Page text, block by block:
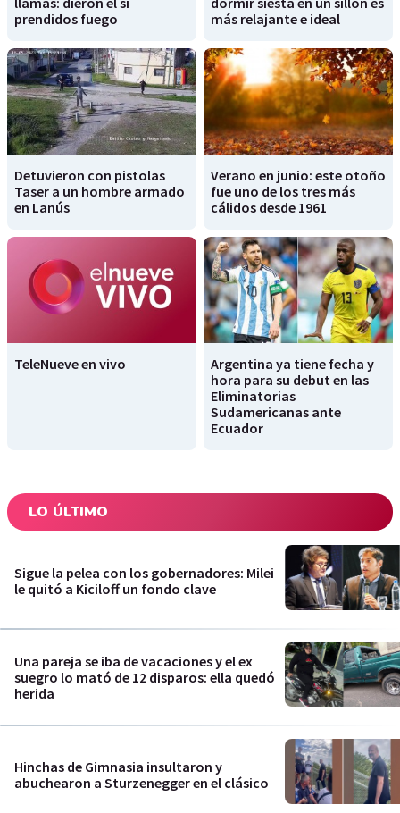
prendidos fuego
más relajante e ideal
Detuvieron con pistolas
Taser a un hombre armado
en Lanús
Verano en junio: este otoño
fue uno de los tres más
cálidos desde 1961
TeleNueve en vivo
Argentina ya tiene fecha y
hora para su debut en las
Eliminatorias
Sudamericanas ante
Ecuador
LO ÚLTIMO
Sigue la pelea con los gobernadores: Milei
le quitó a Kiciloff un fondo clave
Una pareja se iba de vacaciones y el ex
suegro lo mató de 12 disparos: ella quedó
herida
Hinchas de Gimnasia insultaron y
abuchearon a Sturzenegger en el clásico